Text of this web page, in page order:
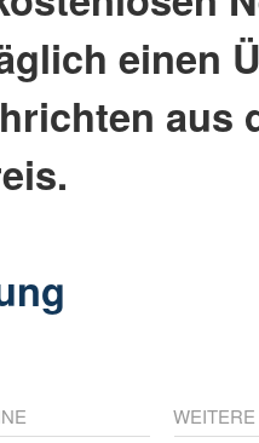
einen
aus